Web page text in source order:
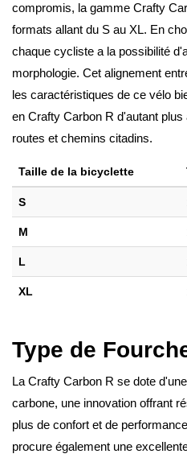
compromis, la gamme Crafty
formats allant du S au XL. En
chaque cycliste a la possibilité
morphologie. Cet alignement
les caractéristiques de ce vélo
en Crafty Carbon R d'autant
routes et chemins citadins.
Taille de la bicyclette
S
M
L
XL
Type de
La Crafty Carbon R se dote
carbone, une innovation offrant
plus de confort et de
procure également une